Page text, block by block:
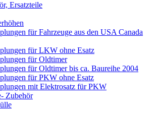
Ersatzteile
für Fahrzeuge aus den USA Canada
für LKW ohne Esatz
für Oldtimer
für Oldtimer bis ca. Baureihe 2004
für PKW ohne Esatz
mit Elektrosatz für PKW
Zubehör